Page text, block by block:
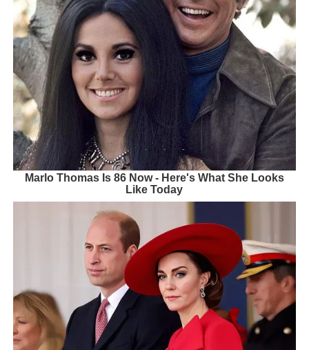
Marlo Thomas Is 86 Now - Here's What She Looks
Like Today